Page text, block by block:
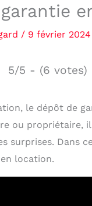
/ 9 février 2024
5/5 - (6 votes)
le dépôt de
ou propriétaire,
surprises. Dans
location.